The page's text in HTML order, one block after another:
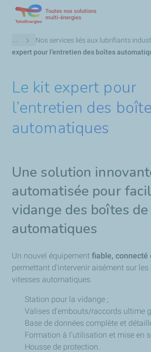
contenu
principal
Toutes nos solutions
multi-énergies
Fil
d'Ariane
... Nos services liés aux lubrifiants
expert pour l’entretien des boîtes
Le kit expert pour
l’entretien des
automatiques
Une solution
automatisée pour
vidange des boîtes
automatiques
Un nouvel équipement fiable, connecté
permettant d'intervenir aisément sur les
vitesses automatiques.
Station pour la vidange ;
Valises d'embouts/raccords ultime
Base de données complète et
Formation à l'utilisation et mise en
Housse de protection.